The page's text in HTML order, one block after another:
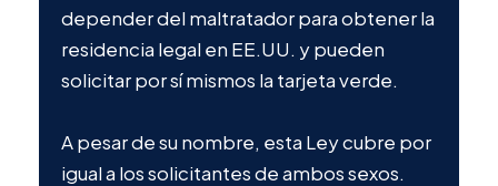
depender del maltratador para obtener la
residencia legal en EE.UU. y pueden
solicitar por sí mismos la tarjeta verde.
A pesar de su nombre, esta Ley cubre por
igual a los solicitantes de ambos sexos.